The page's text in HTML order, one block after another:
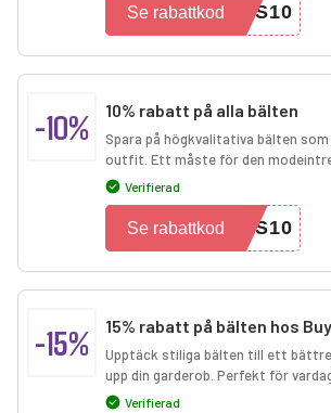
ES10
Se rabattkod
-10% 10% rabatt på alla bälten
Spara på högkvalitativa bälten
outfit. Ett måste för den
Verifierad
TS10
Se rabattkod
-15% 15% rabatt på bälten hos
Upptäck stiliga bälten till ett
upp din garderob. Perfekt för
Verifierad